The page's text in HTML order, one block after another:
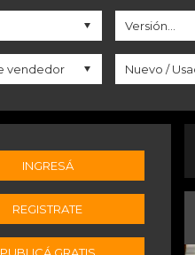
INGRESÁ
REGISTRATE